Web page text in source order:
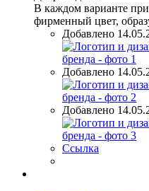
В каждом варианте
фирменный цвет,
Добавлено
Добавлено
Добавлено
Ссылка